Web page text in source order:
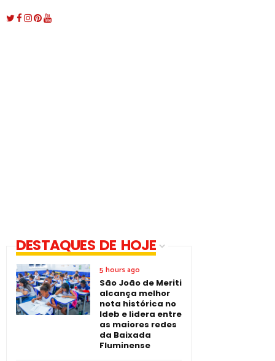
DESTAQUES DE HOJE
5 hours ago
São João de Meriti
alcança melhor
nota histórica no
Ideb e lidera entre
as maiores redes
da Baixada
Fluminense